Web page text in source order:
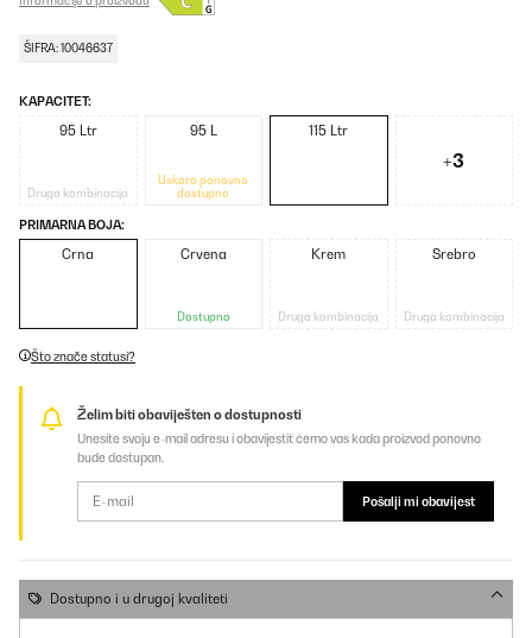
ŠIFRA: 10046637
KAPACITET:
95 Ltr
Druga kombinacija
95 L
Uskoro ponovno
dostupno
115 Ltr
+3
PRIMARNA BOJA:
Crna Crvena
Dostupno
Krem
Druga kombinacija
Srebro
Druga kombinacija
Što znače statusi?
Želim biti obaviješten o dostupnosti
Unesite svoju e-mail adresu i obavijestit ćemo vas kada proizvod ponovno
bude dostupan.
Pošalji mi obavijest
Dostupno i u drugoj kvaliteti